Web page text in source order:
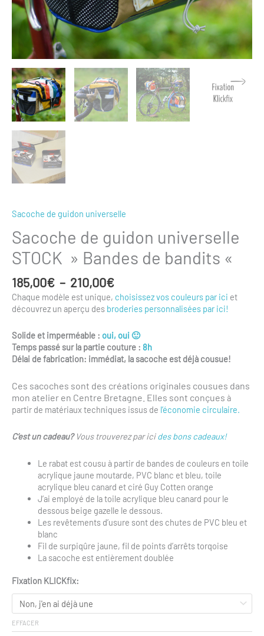
Sacoche de guidon universelle
Sacoche de guidon universelle
STOCK » Bandes de bandits «
185,00€ – 210,00€Plage
de
prix :
185,00€
210,00€
Chaque modèle est unique, choisissez vos couleurs par ici et
découvrez un aperçu des broderies personnalisées par ici!
Solide et imperméable : oui, oui 🙂
Temps passé sur la partie couture : 8h
Délai de fabrication: immédiat, la sacoche est déjà cousue!
Ces sacoches sont des créations originales cousues dans
mon atelier en Centre Bretagne. Elles sont conçues à
partir de matériaux techniques issus de l’économie circulaire.
C’est un cadeau?Vous trouverez par icides bons cadeaux!
Le rabat est cousu à partir de bandes de couleurs en toile
acrylique jaune moutarde, PVC blanc et bleu, toile
acrylique bleu canard et ciré Guy Cotten orange
J’ai employé de la toile acrylique bleu canard pour le
dessous beige gazelle le dessous.
Les revêtements d’usure sont des chutes de PVC bleu et
blanc
Fil de surpiqûre jaune, fil de points d’arrêts torqoise
La sacoche est entièrement doublée
Fixation KLICKfix:
EFFACER